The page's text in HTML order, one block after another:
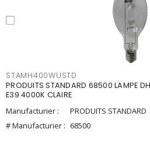
STAMH400WUSTD
PRODUITS STANDARD 68500 LAMPE
E39 4000K CLAIRE
Manufacturier :
PRODUITS STANDARD
# Manufacturier : 68500